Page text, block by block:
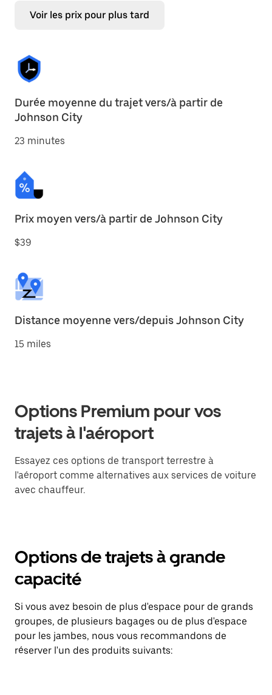
Voir les prix pour plus tard
Durée moyenne du trajet vers/à partir de
Johnson City
23 minutes
Prix moyen vers/à partir de Johnson City
$39
Distance moyenne vers/depuis Johnson City
15 miles
Options Premium pour vos
trajets à l'aéroport
Essayez ces options de transport terrestre à
l'aéroport comme alternatives aux services de voiture
avec chauffeur.
Options de trajets à grande
capacité
Si vous avez besoin de plus d'espace pour de grands
groupes, de plusieurs bagages ou de plus d'espace
pour les jambes, nous vous recommandons de
réserver l'un des produits suivants: